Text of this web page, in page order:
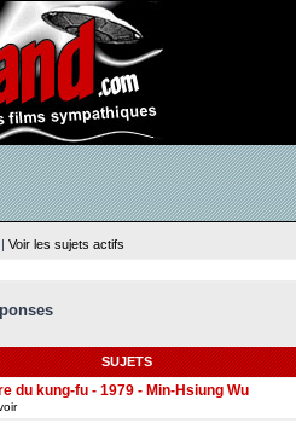
| Voir les sujets actifs
SUJETS
du kung-fu - 1979 - Min-Hsiung Wu